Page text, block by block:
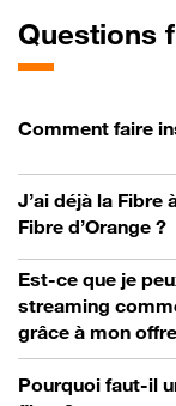
Questions
Comment faire
J’ai déjà la
Fibre d’Orange ?
Est-ce que je
streaming
grâce à mon
Pourquoi faut-il